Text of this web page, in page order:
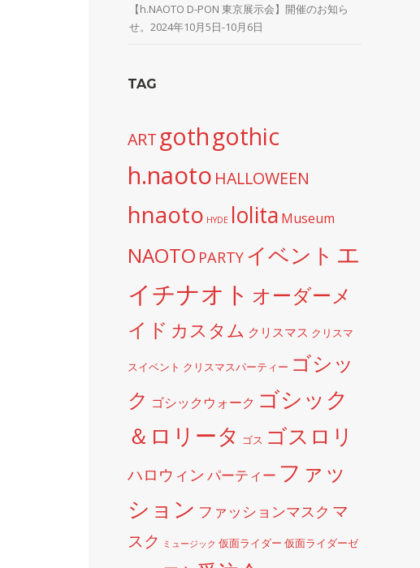
【h.NAOTO D-PON 東京展示会】開催のお知ら
せ。2024年10月5日-10月6日
TAG
ART gothgothic
h.naoto HALLOWEEN
hnaoto HYDE lolita Museum
NAOTO PARTY イベント エ
イチナオト オーダーメ
イド カスタム クリスマス クリスマ
スイベント クリスマスパーティー ゴシッ
ク ゴシックウォーク ゴシック
＆ロリータ ゴス ゴスロリ
ハロウィンパーティー ファッ
ション ファッションマスク マ
スク
ミュージック 仮面ライダー 仮面ライダーゼ